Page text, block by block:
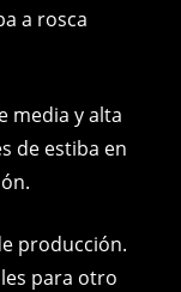
a rosca
media y alta
de estiba en
producción.
para otro